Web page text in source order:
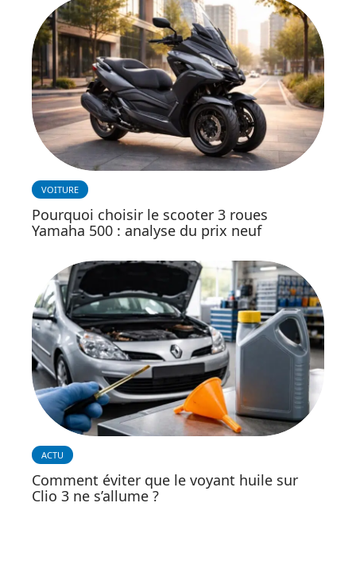
VOITURE
Pourquoi choisir le scooter 3 roues
Yamaha 500 : analyse du prix neuf
ACTU
Comment éviter que le voyant huile sur
Clio 3 ne s’allume ?